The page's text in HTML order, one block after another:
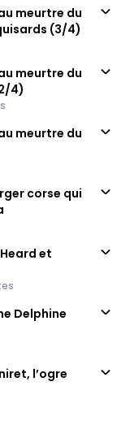
meurtre du
(3/4)
meurtre du
4)
meurtre du
corse qui
Heard et
Delphine
l’ogre